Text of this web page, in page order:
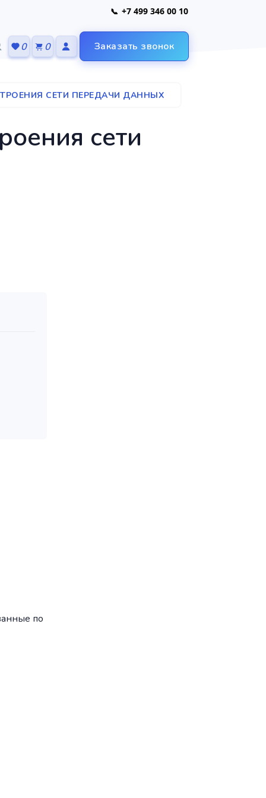
+7 499 346 00 10
0 0 Заказать звонок
СЕТИ ПЕРЕДАЧИ ДАННЫХ
сети
по